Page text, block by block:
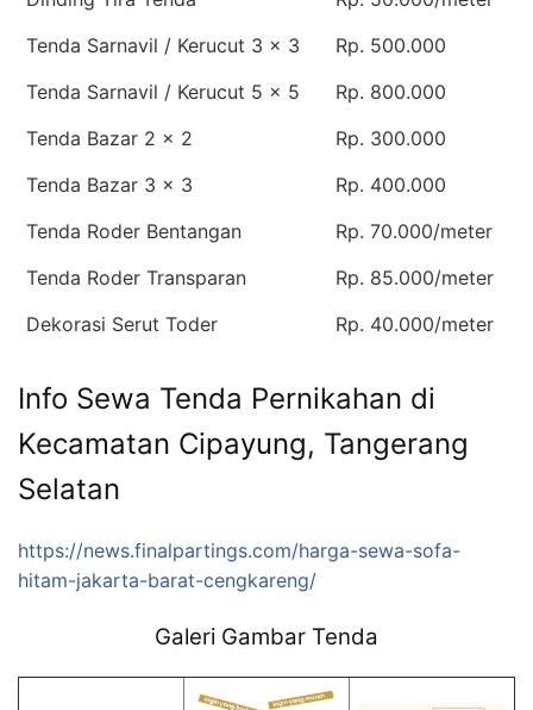
Tenda Sarnavil / Kerucut 3 x 3
Rp. 500.000
Tenda Sarnavil / Kerucut 5 x 5
Rp. 800.000
Tenda Bazar 2 x 2
Rp. 300.000
Tenda Bazar 3 x 3
Rp. 400.000
Tenda Roder Bentangan
Rp. 70.000/meter
Tenda Roder Transparan
Rp. 85.000/meter
Dekorasi Serut Toder
Rp. 40.000/meter
Info Sewa Tenda Pernikahan di
Kecamatan Cipayung, Tangerang
Selatan
https://news.finalpartings.com/harga-sewa-sofa-
hitam-jakarta-barat-cengkareng/
Galeri Gambar Tenda